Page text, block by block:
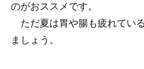
のがおススメです。
ただ夏は胃や腸も疲れてい
ましょう。